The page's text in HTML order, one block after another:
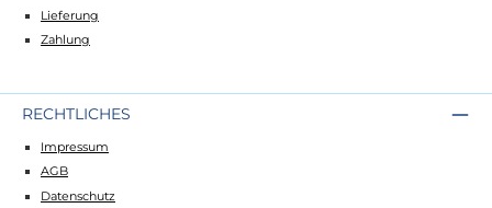
Lieferung
Zahlung
RECHTLICHES
Impressum
AGB
Datenschutz